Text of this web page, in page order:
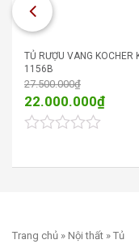
TỦ RƯỢU VANG KOCHER
1156B
27.500.000₫
22.000.000₫
of
Trang chủ » Nội thất » Tủ